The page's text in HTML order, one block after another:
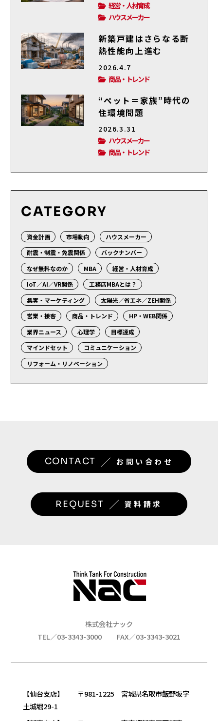
経営・人材育成
ハウスメーカー
新築戸建はさらなる断
熱性能向上進む
2026.4.7
商品・トレンド
“ペット＝家族”時代の
住環境問題
2026.3.31
ハウスメーカー
商品・トレンド
CATEGORY
資金計画 市場動向
ハウスメーカー
耐震・制震・免震関係
バックナンバー
なぜ無料なのか
MBA
経営・人材育成
IoT／AI／VR関係
工務店MBAとは？
集客・マーケティング
太陽光／省エネ／ZEH関係
営業・接客
商品・トレンド
HP・WEB関係
業界ニュース
心理学
目標達成
マインドセット
コミュニケーション
リフォーム・リノベーション
CONTACT ／ お問い合わせ
REQUEST ／ 資料請求
株式会社ナック
TEL／03-3343-3000
FAX／03-3343-3021
【仙台支店】 〒981-1225 宮城県名取市飯野坂字
土城堀29-1